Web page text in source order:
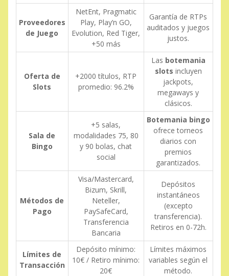
Proveedores
de Juego
NetEnt, Pragmatic
Play, Play’n GO,
Evolution, Red Tiger,
+50 más
Garantía de RTPs
auditados y juegos
justos.
Oferta de
Slots
+2000 títulos, RTP
promedio: 96.2%
Las botemania
slots incluyen
jackpots,
megaways y
clásicos.
Sala de
Bingo
+5 salas,
modalidades 75, 80
y 90 bolas, chat
social
Botemania bingo
ofrece torneos
diarios con
premios
garantizados.
Métodos de
Pago
Visa/Mastercard,
Bizum, Skrill,
Neteller,
PaySafeCard,
Transferencia
Bancaria
Depósitos
instantáneos
(excepto
transferencia).
Retiros en 0-72h.
Límites de
Transacción
Depósito mínimo:
10€ / Retiro mínimo:
20€
Límites máximos
variables según el
método.